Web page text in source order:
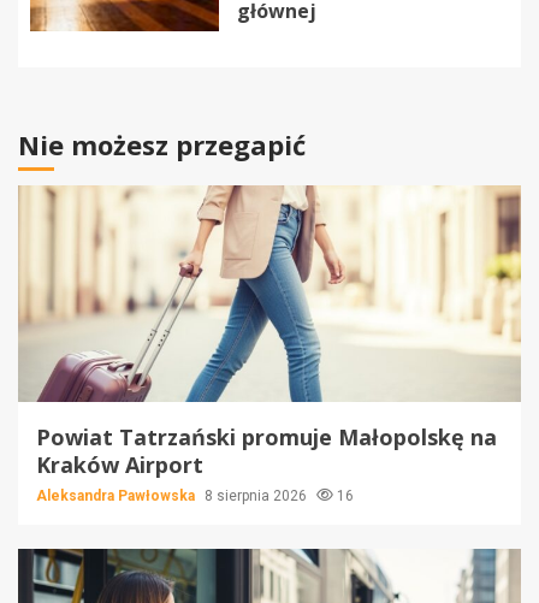
głównej
Nie możesz przegapić
Powiat Tatrzański promuje Małopolskę na
Kraków Airport
Aleksandra Pawłowska 8 sierpnia 2026 16